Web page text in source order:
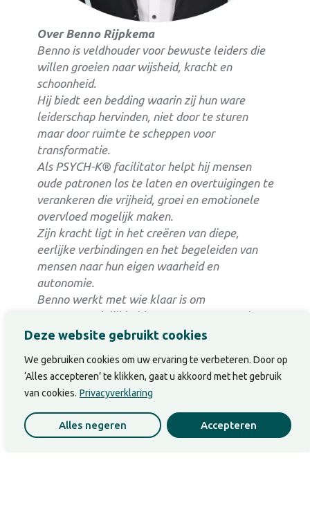
Deze website gebruikt cookies
We gebruiken cookies om uw ervaring te verbeteren. Door op
‘Alles accepteren’ te klikken, gaat u akkoord met het gebruik
van cookies. Privacyverklaring
Alles negeren Accepteren
Over Benno Rijpkema
Benno is veldhouder voor bewuste leiders die
willen groeien naar wijsheid, kracht en
schoonheid.
Hij biedt een bedding waarin zij hun ware
leiderschap hervinden, niet door te sturen
maar door ruimte te scheppen voor
transformatie.
Als PSYCH-K® facilitator helpt hij mensen
oude patronen los te laten en overtuigingen te
verankeren die vrijheid, groei en emotionele
overvloed mogelijk maken.
Zijn kracht ligt in het creëren van diepe,
eerlijke verbindingen en het begeleiden van
mensen naar hun eigen waarheid en
autonomie.
Benno werkt met wie klaar is om
verantwoordelijkheid te nemen voor groei en
leiderschap — niet vanuit plicht, maar vanuit
Zijn aanwezigheid is zijn interventie.
“Ik ben het veld. Ik ben de brug.”